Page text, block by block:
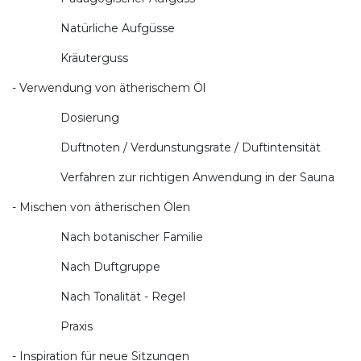
Natürliche Aufgüsse
Kräuterguss
- Verwendung von ätherischem Öl
Dosierung
Duftnoten / Verdunstungsrate / Duftintensität
Verfahren zur richtigen Anwendung in der Sauna
- Mischen von ätherischen Ölen
Nach botanischer Familie
Nach Duftgruppe
Nach Tonalität - Regel
Praxis
- Inspiration für neue Sitzungen